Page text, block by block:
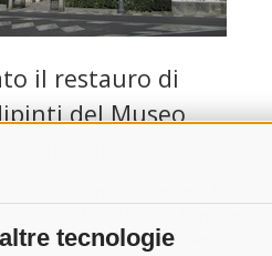
tecnologie
il restauro di
del Museo
di quattro importanti